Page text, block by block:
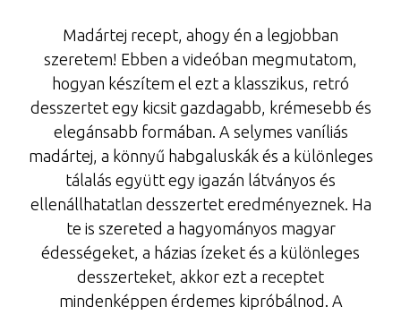
Madártej recept, ahogy én a legjobban
szeretem! Ebben a videóban megmutatom,
hogyan készítem el ezt a klasszikus, retró
desszertet egy kicsit gazdagabb, krémesebb és
elegánsabb formában. A selymes vaníliás
madártej, a könnyű habgaluskák és a különleges
tálalás együtt egy igazán látványos és
ellenállhatatlan desszertet eredményeznek. Ha
te is szereted a hagyományos magyar
édességeket, a házias ízeket és a különleges
desszerteket, akkor ezt a receptet
mindenképpen érdemes kipróbálnod. A